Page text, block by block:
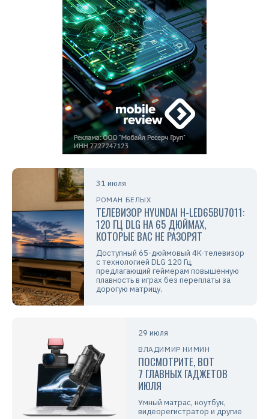
31 июля
РОМАН БЕЛЫХ
ТЕЛЕВИЗОР HYUNDAI H-LED65BU7011:
120 ГЦ DLG НА 65 ДЮЙМАХ,
КОТОРЫЕ ВАС НЕ РАЗОРЯТ
Доступный 65-дюймовый 4K-телевизор
с технологией DLG 120 Гц,
предлагающий геймерам повышенную
плавность в играх без переплаты за
дорогую матрицу.
29 июля
ВЛАДИМИР НИМИН
ПОСМОТРИТЕ, ВОТ
7 ГЛАВНЫХ ГАДЖЕТОВ
ИЮЛЯ
Умный матрас, ноутбук,
видеорегистратор и другие